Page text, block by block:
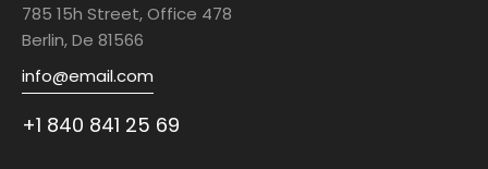
785 15h Street, Office 478
Berlin, De 81566
info@email.com
+1 840 841 25 69